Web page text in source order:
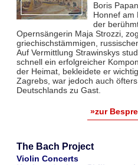
Boris
Honnef am
der
Opernsängerin Maja Strozzi,
griechischstämmigen,
Auf Vermittlung Strawinskys
schnell ein erfolgreicher
der Heimat, bekleidete er
Zagrebs, war jedoch auch
Deutschlands zu Gast.
»zur
The Bach Project
Violin Concerts